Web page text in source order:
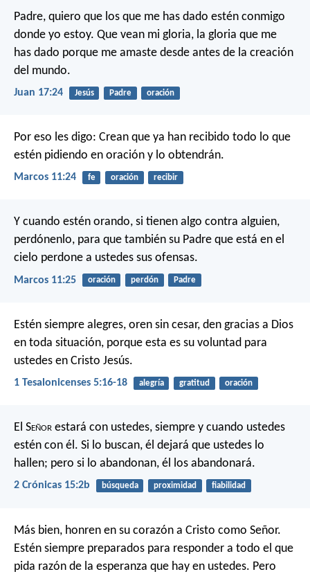
Padre, quiero que los que me has dado estén conmigo
donde yo estoy. Que vean mi gloria, la gloria que me
has dado porque me amaste desde antes de la creación
del mundo.
Juan 17:24 Jesús Padre oración
Por eso les digo: Crean que ya han recibido todo lo que
estén pidiendo en oración y lo obtendrán.
Marcos 11:24 fe oración recibir
Y cuando estén orando, si tienen algo contra alguien,
perdónenlo, para que también su Padre que está en el
cielo perdone a ustedes sus ofensas.
Marcos 11:25 oración perdón Padre
Estén siempre alegres, oren sin cesar, den gracias a Dios
en toda situación, porque esta es su voluntad para
ustedes en Cristo Jesús.
1 Tesalonicenses 5:16-18 alegría gratitud oración
El Señor estará con ustedes, siempre y cuando ustedes
estén con él. Si lo buscan, él dejará que ustedes lo
hallen; pero si lo abandonan, él los abandonará.
2 Crónicas 15:2b búsqueda proximidad fiabilidad
Más bien, honren en su corazón a Cristo como Señor.
Estén siempre preparados para responder a todo el que
pida razón de la esperanza que hay en ustedes. Pero